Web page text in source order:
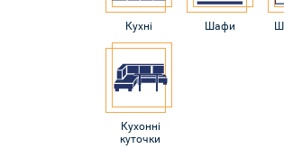
Кухні Шафи
Кухонні
куточки